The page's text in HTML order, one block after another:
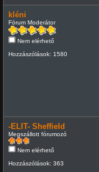
kléni
Fórum Moderátor
Nem elérhető
Hozzászólások: 1580
-ELIT- Sheffield
Megszállott fórumozó
Nem elérhető
Hozzászólások: 363